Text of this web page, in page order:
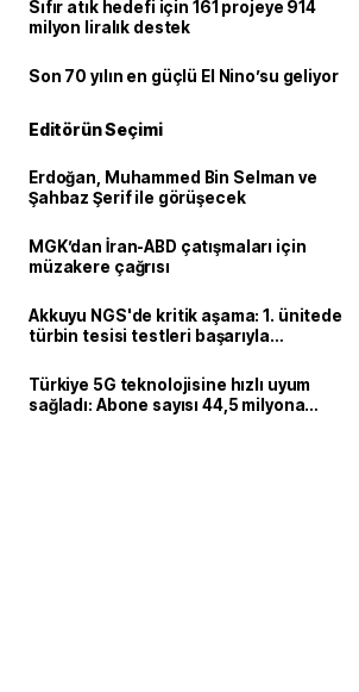
Sıfır atık hedefi için 161 projeye 914
milyon liralık destek
Son 70 yılın en güçlü El Nino’su geliyor
Editörün Seçimi
Erdoğan, Muhammed Bin Selman ve
Şahbaz Şerif ile görüşecek
MGK’dan İran-ABD çatışmaları için
müzakere çağrısı
Akkuyu NGS'de kritik aşama: 1. ünitede
türbin tesisi testleri başarıyla
Türkiye 5G teknolojisine hızlı uyum
sağladı: Abone sayısı 44,5 milyona